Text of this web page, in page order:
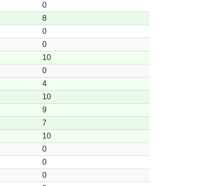
0
8
0
0
10
0
4
10
9
7
10
0
0
0